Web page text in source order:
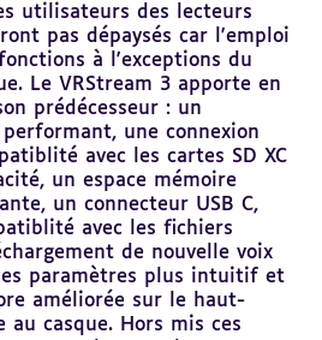
utilisateurs des lecteurs
pas dépaysés car l'emploi
à l'exceptions du
Le VRStream 3 apporte en
prédécesseur : un
une connexion
avec les cartes SD XC
un espace mémoire
un connecteur USB C,
avec les fichiers
de nouvelle voix
paramètres plus intuitif et
améliorée sur le haut-
casque. Hors mis ces